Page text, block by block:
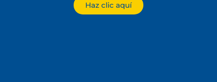
Haz clic aquí